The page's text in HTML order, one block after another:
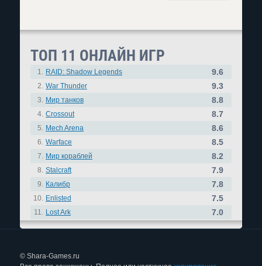
ТОП 11 ОНЛАЙН ИГР
1. RAID: Shadow Legends 9.6
2. War Thunder 9.3
3. Мир танков 8.8
4. Crossout 8.7
5. Mech Arena 8.6
6. Warface 8.5
7. Мир кораблей 8.2
8. Stalcraft 7.9
9. Калибр 7.8
10. Enlisted 7.5
11. Lost Ark 7.0
© Shara-Games.ru